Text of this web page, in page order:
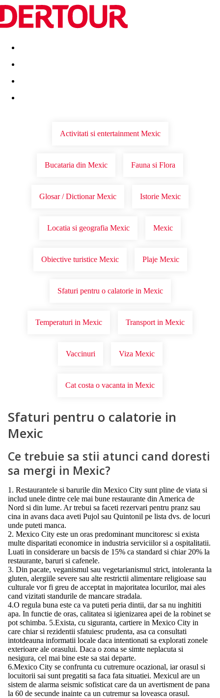
Destinatii Vacanta perfecta OFERTE DE NERATAT
Activitati si entertainment Mexic
Bucataria din Mexic Fauna si Flora
Glosar / Dictionar Mexic Istorie Mexic
Locatia si geografia Mexic Mexic
Obiective turistice Mexic Plaje Mexic
Sfaturi pentru o calatorie in Mexic
Temperaturi in Mexic Transport in Mexic
Vaccinuri Viza Mexic
Cat costa o vacanta in Mexic
Sfaturi pentru o calatorie in
Mexic
Ce trebuie sa stii atunci cand doresti
sa mergi in Mexic?
1. Restaurantele si barurile din Mexico City sunt pline de viata si
includ unele dintre cele mai bune restaurante din America de
Nord si din lume. Ar trebui sa faceti rezervari pentru pranz sau
cina in avans daca aveti Pujol sau Quintonil pe lista dvs. de locuri
unde puteti manca.
2. Mexico City este un oras predominant muncitoresc si exista
multe disparitati economice in industria serviciilor si a ospitalitatii.
Luati in considerare un bacsis de 15% ca standard si chiar 20% la
restaurante, baruri si cafenele.
3. Din pacate, veganismul sau vegetarianismul strict, intoleranta la
gluten, alergiile severe sau alte restrictii alimentare religioase sau
culturale vor fi greu de acceptat in majoritatea locurilor, mai ales
cand vizitati standurile de mancare stradala.
4.O regula buna este ca va puteti peria dintii, dar sa nu inghititi
apa. In functie de oras, calitatea si igienizarea apei de la robinet se
pot schimba. 5.Exista, cu siguranta, cartiere in Mexico City in
care chiar si rezidentii sfatuiesc prudenta, asa ca consultati
intotdeauna informatii locale daca intentionati sa explorati zonele
exterioare ale orasului. Daca o zona se simte neplacuta si
nesigura, cel mai bine este sa stai departe.
6.Mexico City se confrunta cu cutremure ocazional, iar orasul si
locuitorii sai sunt pregatiti sa faca fata situatiei. Mexicul are un
sistem de alarma seismic sofisticat care da un avertisment de pana
la 60 de secunde inainte ca un cutremur sa loveasca orasul.